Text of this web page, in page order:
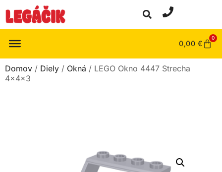
0,00 €
0
Domov / Diely / Okná / LEGO Okno 4447 Strecha
4x4x3